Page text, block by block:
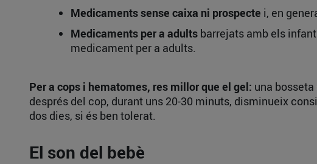
Medicaments sense caixa ni prospecte i, en
Medicaments per a adults barrejats amb els
medicament per a adults.
Per a cops i hematomes, res millor que el gel: una
després del cop, durant uns 20-30 minuts, disminueix
dos dies, si és ben tolerat.
El son del bebè